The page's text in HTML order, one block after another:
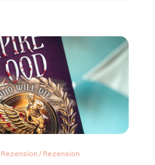
Rezension / Rezension